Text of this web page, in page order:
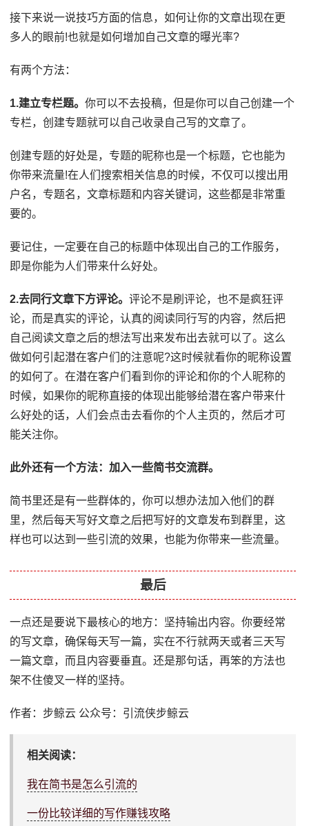
接下来说一说技巧方面的信息，如何让你的文章出现在更
多人的眼前!也就是如何增加自己文章的曝光率?
有两个方法：
1.建立专栏题。你可以不去投稿，但是你可以自己创建一个
专栏，创建专题就可以自己收录自己写的文章了。
创建专题的好处是，专题的昵称也是一个标题，它也能为
你带来流量!在人们搜索相关信息的时候，不仅可以搜出用
户名，专题名，文章标题和内容关键词，这些都是非常重
要的。
要记住，一定要在自己的标题中体现出自己的工作服务，
即是你能为人们带来什么好处。
2.去同行文章下方评论。评论不是刷评论，也不是疯狂评
论，而是真实的评论，认真的阅读同行写的内容，然后把
自己阅读文章之后的想法写出来发布出去就可以了。这么
做如何引起潜在客户们的注意呢?这时候就看你的昵称设置
的如何了。在潜在客户们看到你的评论和你的个人昵称的
时候，如果你的昵称直接的体现出能够给潜在客户带来什
么好处的话，人们会点击去看你的个人主页的，然后才可
能关注你。
此外还有一个方法：加入一些简书交流群。
简书里还是有一些群体的，你可以想办法加入他们的群
里，然后每天写好文章之后把写好的文章发布到群里，这
样也可以达到一些引流的效果，也能为你带来一些流量。
最后
一点还是要说下最核心的地方：坚持输出内容。你要经常
的写文章，确保每天写一篇，实在不行就两天或者三天写
一篇文章，而且内容要垂直。还是那句话，再笨的方法也
架不住傻叉一样的坚持。
作者：步鲸云 公众号：引流侠步鲸云
相关阅读：
我在简书是怎么引流的
一份比较详细的写作赚钱攻略